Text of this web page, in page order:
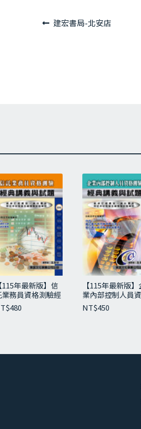
文 上
建宏書局-北安店
【115年最新版】信
業務員資格測驗經
義與試題
480
【115年最新版】
業內部控制人員
測驗經典講義與試
NT$450